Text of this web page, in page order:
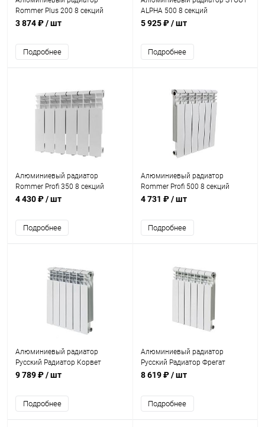
Rommer Plus 200 8 секций
3 874 ₽/ шт
Подробнее
ALPHA 500 8 секций
5 925 ₽/ шт
Подробнее
Алюминиевый радиатор
Rommer Profi 350 8 секций
4 430 ₽/ шт
Подробнее
Алюминиевый радиатор
Rommer Profi 500 8 секций
4 731 ₽/ шт
Подробнее
Алюминиевый радиатор
Русский Радиатор Корвет
500/100 8 секций
9 789 ₽/ шт
Подробнее
Алюминиевый радиатор
Русский Радиатор Фрегат
500/80 8 секций
8 619 ₽/ шт
Подробнее